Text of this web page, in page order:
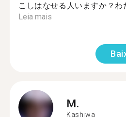
こしはなせる人いますか？わ
Leia mais
M.
Kashiwa